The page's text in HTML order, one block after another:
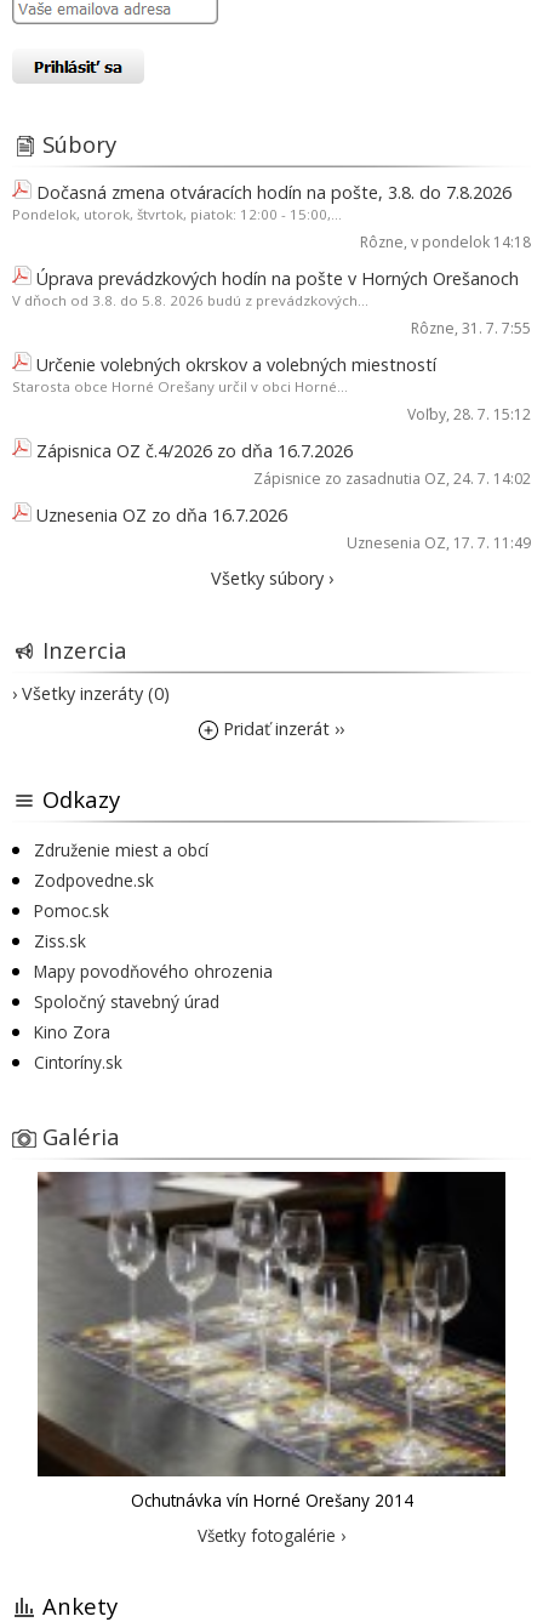
Súbory
Dočasná zmena otváracích hodín na pošte, 3.8. do 7.8.2026
Pondelok, utorok, štvrtok, piatok: 12:00 - 15:00,...
Rôzne, v pondelok 14:18
Úprava prevádzkových hodín na pošte v Horných Orešanoch
V dňoch od 3.8. do 5.8. 2026 budú z prevádzkových...
Rôzne, 31. 7. 7:55
Určenie volebných okrskov a volebných miestností
Starosta obce Horné Orešany určil v obci Horné...
Voľby, 28. 7. 15:12
Zápisnica OZ č.4/2026 zo dňa 16.7.2026
Zápisnice zo zasadnutia OZ, 24. 7. 14:02
Uznesenia OZ zo dňa 16.7.2026
Uznesenia OZ, 17. 7. 11:49
Všetky súbory ›
Inzercia
› Všetky inzeráty (0)
Pridať inzerát ››
Odkazy
Združenie miest a obcí
Zodpovedne.sk
Pomoc.sk
Ziss.sk
Mapy povodňového ohrozenia
Spoločný stavebný úrad
Kino Zora
Cintoríny.sk
Galéria
Ochutnávka vín Horné Orešany 2014
Všetky fotogalérie ›
Ankety